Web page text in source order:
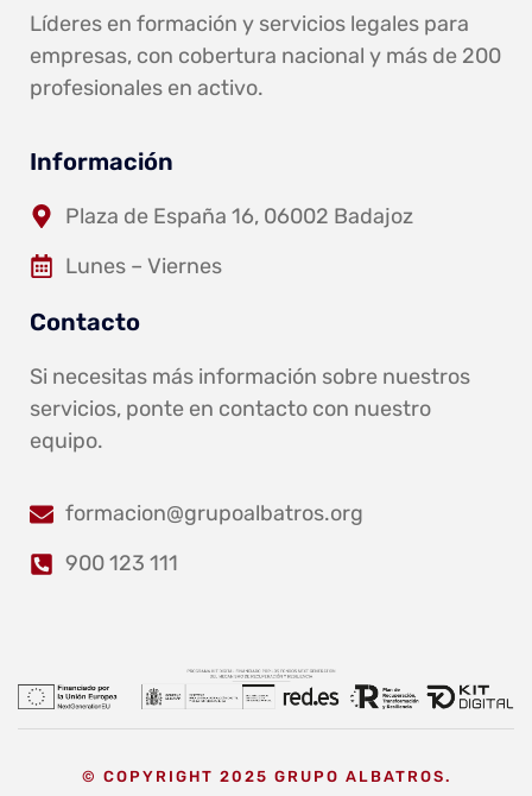
Líderes en formación y servicios legales para
empresas, con cobertura nacional y más de 200
profesionales en activo.
Información
Plaza de España 16, 06002 Badajoz
Lunes – Viernes
Contacto
Si necesitas más información sobre nuestros
servicios, ponte en contacto con nuestro
equipo.
formacion@grupoalbatros.org
900 123 111
© COPYRIGHT 2025 GRUPO ALBATROS.